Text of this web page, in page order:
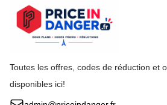
Toutes les offres, codes de réduction et
disponibles ici!